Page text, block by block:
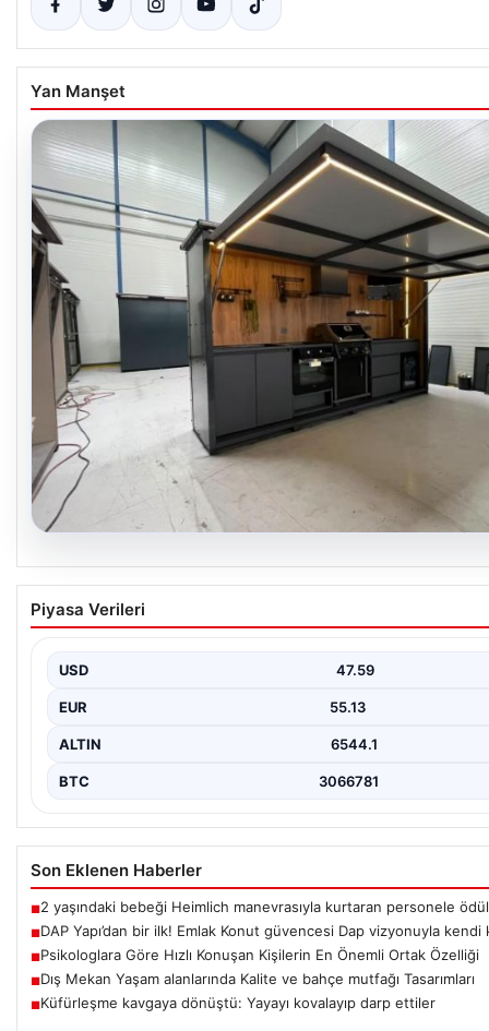
Yan Manşet
Dış Mekan Yaşam alanlarında Kalite ve bahçe
Günümüz dünyasında dış mekan sosyal alanlar, konutların en
Piyasa Verileri
USD 47.59
EUR 55.13
ALTIN 6544.1
BTC 3066781
Son Eklenen Haberler
■2 yaşındaki bebeği Heimlich manevrasıyla kurtaran personele ödül
■DAP Yapı’dan bir ilk! Emlak Konut güvencesi Dap vizyonuyla
■Psikologlara Göre Hızlı Konuşan Kişilerin En Önemli Ortak Özelliği
■Dış Mekan Yaşam alanlarında Kalite ve bahçe mutfağı Tasarımları
■Küfürleşme kavgaya dönüştü: Yayayı kovalayıp darp ettiler